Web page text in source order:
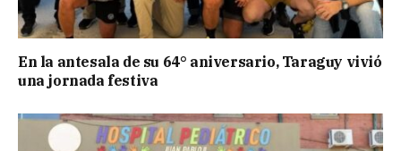
En la antesala de su 64° aniversario, Taraguy vivió
una jornada festiva